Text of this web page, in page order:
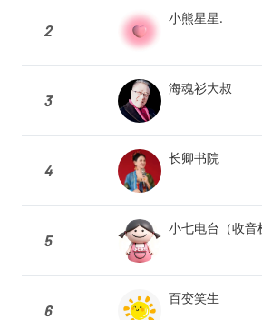
2
小熊星星.
3
海魂衫大叔
4
长卿书院
5
小七电台（收音
6
百变笑生